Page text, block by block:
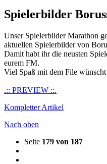
Spielerbilder
Unser Spielerbilder Marathon
aktuellen Spielerbilder von
Damit habt ihr die neusten
eurem FM.
Viel Spaß mit dem File
.:: PREVIEW ::.
Kompletter Artikel
Nach oben
Seite 179 von 187